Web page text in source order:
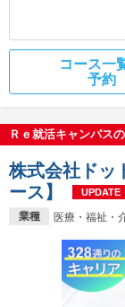
コース一
予約
Ｒｅ就活キャンパス
業種 医療・福祉・
株式会社ドッ
ース】
UPDATE